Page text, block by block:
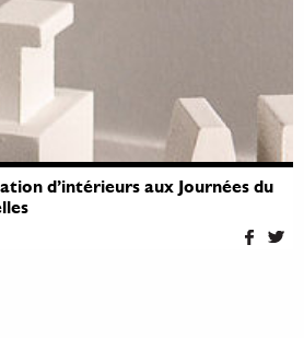
d’intérieurs aux Journées du